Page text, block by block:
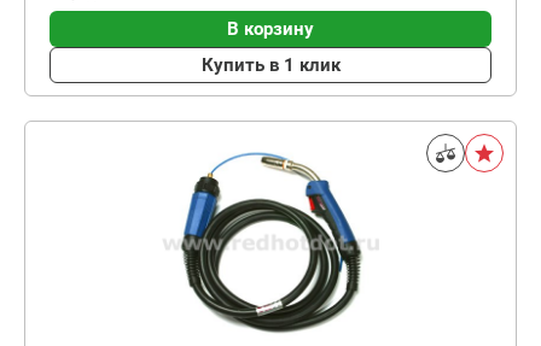
В корзину
Купить в 1 клик